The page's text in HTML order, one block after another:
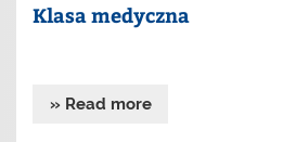
Klasa medyczna
» Read more